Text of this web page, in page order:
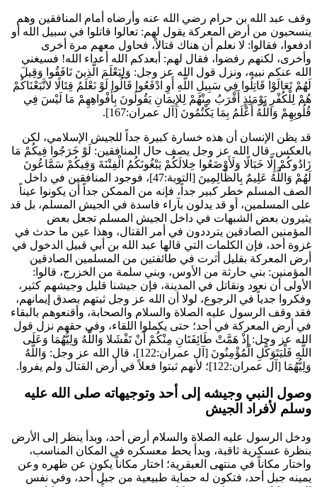
وقف عبد الله بن حرام رضي الله عنه وأرضاه أمام المنافقين وهم
ينسحبون من أرض المعركة يقول لهم: تعالوا قاتلوا في سبيل الله أو
ادفعوا، فقالوا: لا نعلم أن هناك قتالاً، فحاول معهم مرة أخرى
وأخرى، لكنهم رفضوا، فقال لهم: أبعدكم الله أعداء الله! فسيغني
الله عنكم نبيه، ونزل قول الله عز وجل: وَلِيَعْلَمَ الَّذِينَ نَافَقُوا وَقِيلَ
لَهُمْ تَعَالَوْا قَاتِلُوا فِي سَبِيلِ اللَّهِ أَوِ ادْفَعُوا قَالُوا لَوْ نَعْلَمُ قِتَالًا لاتَّبَعْنَاكُمْ
هُمْ لِلْكُفْرِ يَوْمَئِذٍ أَقْرَبُ مِنْهُمْ لِلإِيمَانِ يَقُولُونَ بِأَفْواهِهِمْ مَا لَيْسَ فِي
قُلُوبِهِمْ وَاللَّهُ أَعْلَمُ بِمَا يَكْتُمُونَ [آل عمران:167].
قد يظن الإنسان أن هذه خسارة كبيرة جداً للجيش الإسلامي، لكن
بالعكس. قال الله عز وجل يصف حال المنافقين: لَوْ خَرَجُوا فِيكُمْ مَا
زَادُوكُمْ إِلَّا خَبَالًا وَلَأَوْضَعُوا خِلالَكُمْ يَبْغُونَكُمُ الْفِتْنَةَ وَفِيكُمْ سَمَّاعُونَ
لَهُمْ وَاللَّهُ عَلِيمٌ بِالظَّالِمِينَ
[التوبة:47]، فوجود المنافقين في داخل
الصف المسلم خطر كبير جداً، فإنه من الممكن جداً أن يكونوا عيناً
على المسلمين، أو قد يدلون بآراء فاسدة في الجيش المسلم، بل قد
يثيرون بعض الشبهات في داخل الجيش المسلم تجعل بعض
المؤمنين الصادقين يترددون في أمر القتال، وهذا عين ما حدث في
غزوة أحد، فإن الكلمات التي قالها عبد الله بن أبي قبيل الدخول في
أرض المعركة بقليل أثرت في طائفتين من المسلمين الصادقين
المؤمنين: بني حارثة من الأوس، وبني سلمة من الخزرج، قالوا:
الأولى أن نعود ونقاتل في المدينة، فإن جيشنا قليل وجيشهم كثير،
وفكروا جدياً في الرجوع، لولا أن الله عز وجل ثبتهم بصدق إيمانهم،
فقد وقف الرسول عليه الصلاة والسلام والصحابة، وأقنعوهم بالبقاء
في أرض المعركة في أحد؛ حتى يكملوا اللقاء، وفي حقهم نزل قول
الله عز وجل: إِذْ هَمَّتْ طَائِفَتَانِ مِنْكُمْ أَنْ تَفْشَلا وَاللَّهُ وَلِيُّهُمَا وَعَلَى
اللَّهِ فَلْيَتَوَكَّلِ الْمُؤْمِنُونَ [آل عمران:122]، قال الله عز وجل:
وَاللَّهُ
وَلِيُّهُمَا [آل عمران:122]؛ لأنهم ثبتوا فعلاً في أرض القتال ولم يفروا.
وصول النبي وجيشه إلى أحد وتوجيهاته صلى الله عليه
وسلم لأفراد الجيش
ودخل الرسول عليه الصلاة والسلام أرض أحد، وبدأ ينظر إلى الأرض
بنظرة عسكرية ثاقبة، وبدأ يحط معسكره في المكان المناسب،
واختار مكاناً في منتهى العبقرية؛ اختار مكاناً يكون عن ظهره وعن
يمينه جبل أحد، فتكون له حماية طبيعية من جبل أحد، وفي نفس